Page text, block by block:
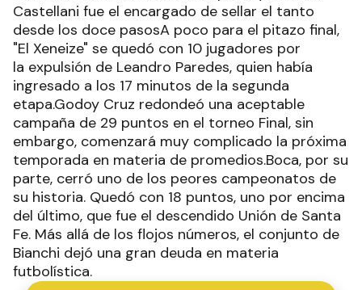
Castellani fue el encargado de sellar el tanto
desde los doce pasosA poco para el pitazo final,
"El Xeneize" se quedó con 10 jugadores por
la expulsión de Leandro Paredes, quien había
ingresado a los 17 minutos de la segunda
etapa.Godoy Cruz redondeó una aceptable
campaña de 29 puntos en el torneo Final, sin
embargo, comenzará muy complicado la próxima
temporada en materia de promedios.Boca, por su
parte, cerró uno de los peores campeonatos de
su historia. Quedó con 18 puntos, uno por encima
del último, que fue el descendido Unión de Santa
Fe. Más allá de los flojos números, el conjunto de
Bianchi dejó una gran deuda en materia
futbolística.